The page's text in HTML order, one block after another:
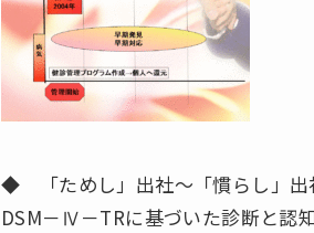
◆ 「ためし」出社～「慣らし」出
DSM－Ⅳ－TRに基づいた診断と認